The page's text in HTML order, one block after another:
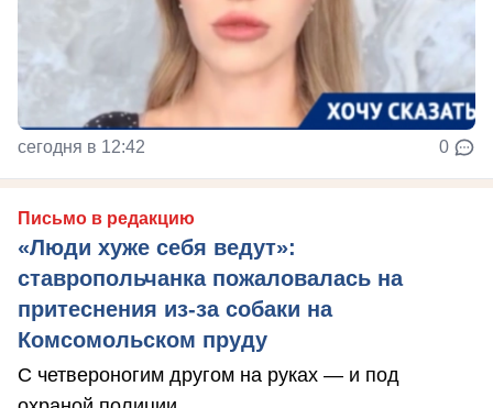
сегодня в 12:42 0
Письмо в редакцию
«Люди хуже себя ведут»:
ставропольчанка пожаловалась на
притеснения из-за собаки на
Комсомольском пруду
С четвероногим другом на руках — и под